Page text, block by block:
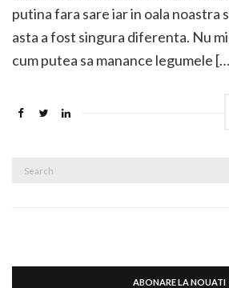
putina fara sare iar in oala noastra
asta a fost singura diferenta. Nu
cum putea sa manance legumele
ABONARE LA NOUATI